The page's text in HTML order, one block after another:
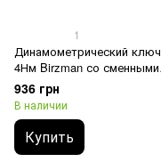
1
Динамометрический ключ
4Нм Birzman со сменными
насадками
936 грн
В наличии
Купить